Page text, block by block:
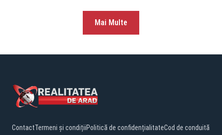
Mai Multe
ContactTermeni și condițiiPolitică de confidențialitateCod de conduită